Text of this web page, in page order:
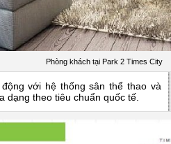
Phòng khách tại Park 2 Times City
với hệ thống sân thể thao và
dạng theo tiêu chuẩn quốc tế.